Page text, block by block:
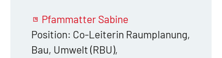
Pfammatter Sabine
Position: Co-Leiterin Raumplanung,
Bau, Umwelt (RBU),